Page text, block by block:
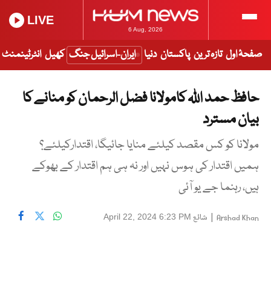
6 Aug, 2026
LIVE
صفحۂ اول تازہ ترین پاکستان دنیا ایران-اسرائیل جنگ کھیل انٹرٹینمنٹ
حافظ حمد اللہ کامولانا فضل الرحمان کو منانے کا
بیان مسترد
مولانا کو کس مقصد کیلئے منایا جائیگا، اقتدارکیلئے؟
ہمیں اقتدار کی ہوس نہیں اور نہ ہی ہم اقتدار کے بھوکے
ہیں، رہنما جے یو آئی
Arshad Khan
| شائع April 22, 2024 6:23 PM